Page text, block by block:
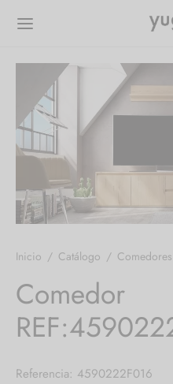
Inicio / Catálogo / Comedores
Comedor
Referencia: 4590222F016